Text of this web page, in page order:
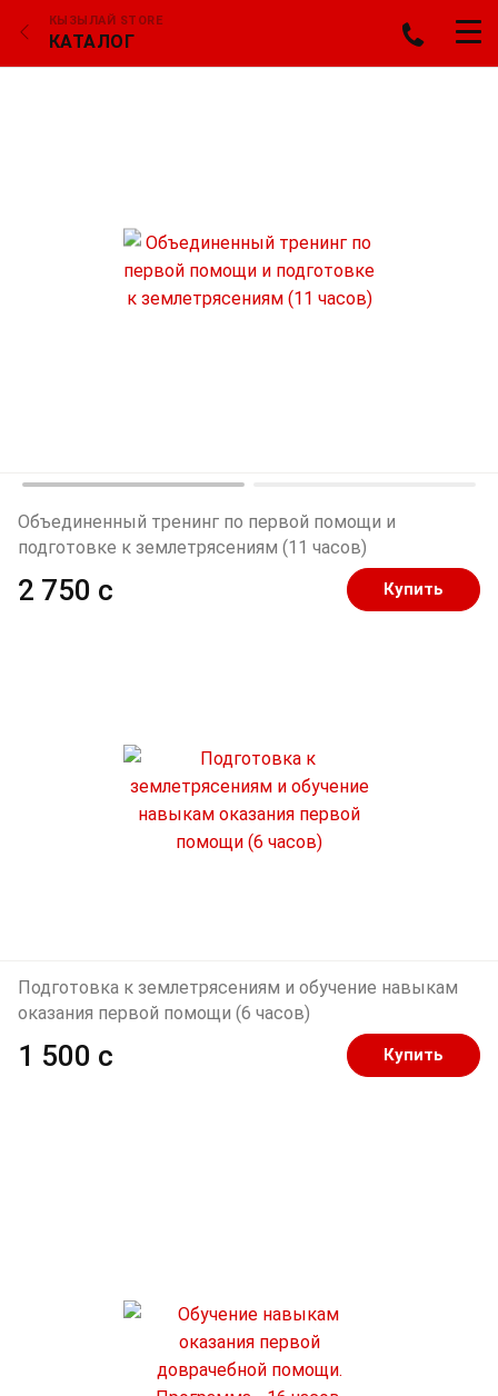
КЫЗЫЛАЙ STORE
КАТАЛОГ
Объединенный тренинг по первой помощи и
подготовке к землетрясениям (11 часов)
2 750 c Купить
Подготовка к землетрясениям и обучение навыкам
оказания первой помощи (6 часов)
1 500 c Купить